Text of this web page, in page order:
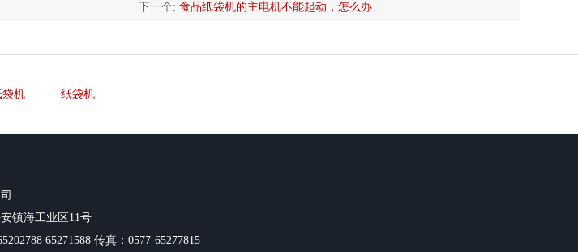
下一个: 食品纸袋机的主电机不能起动，怎么办
袋机 纸袋机
镇海工业区11号
65271588 传真：0577-65277815